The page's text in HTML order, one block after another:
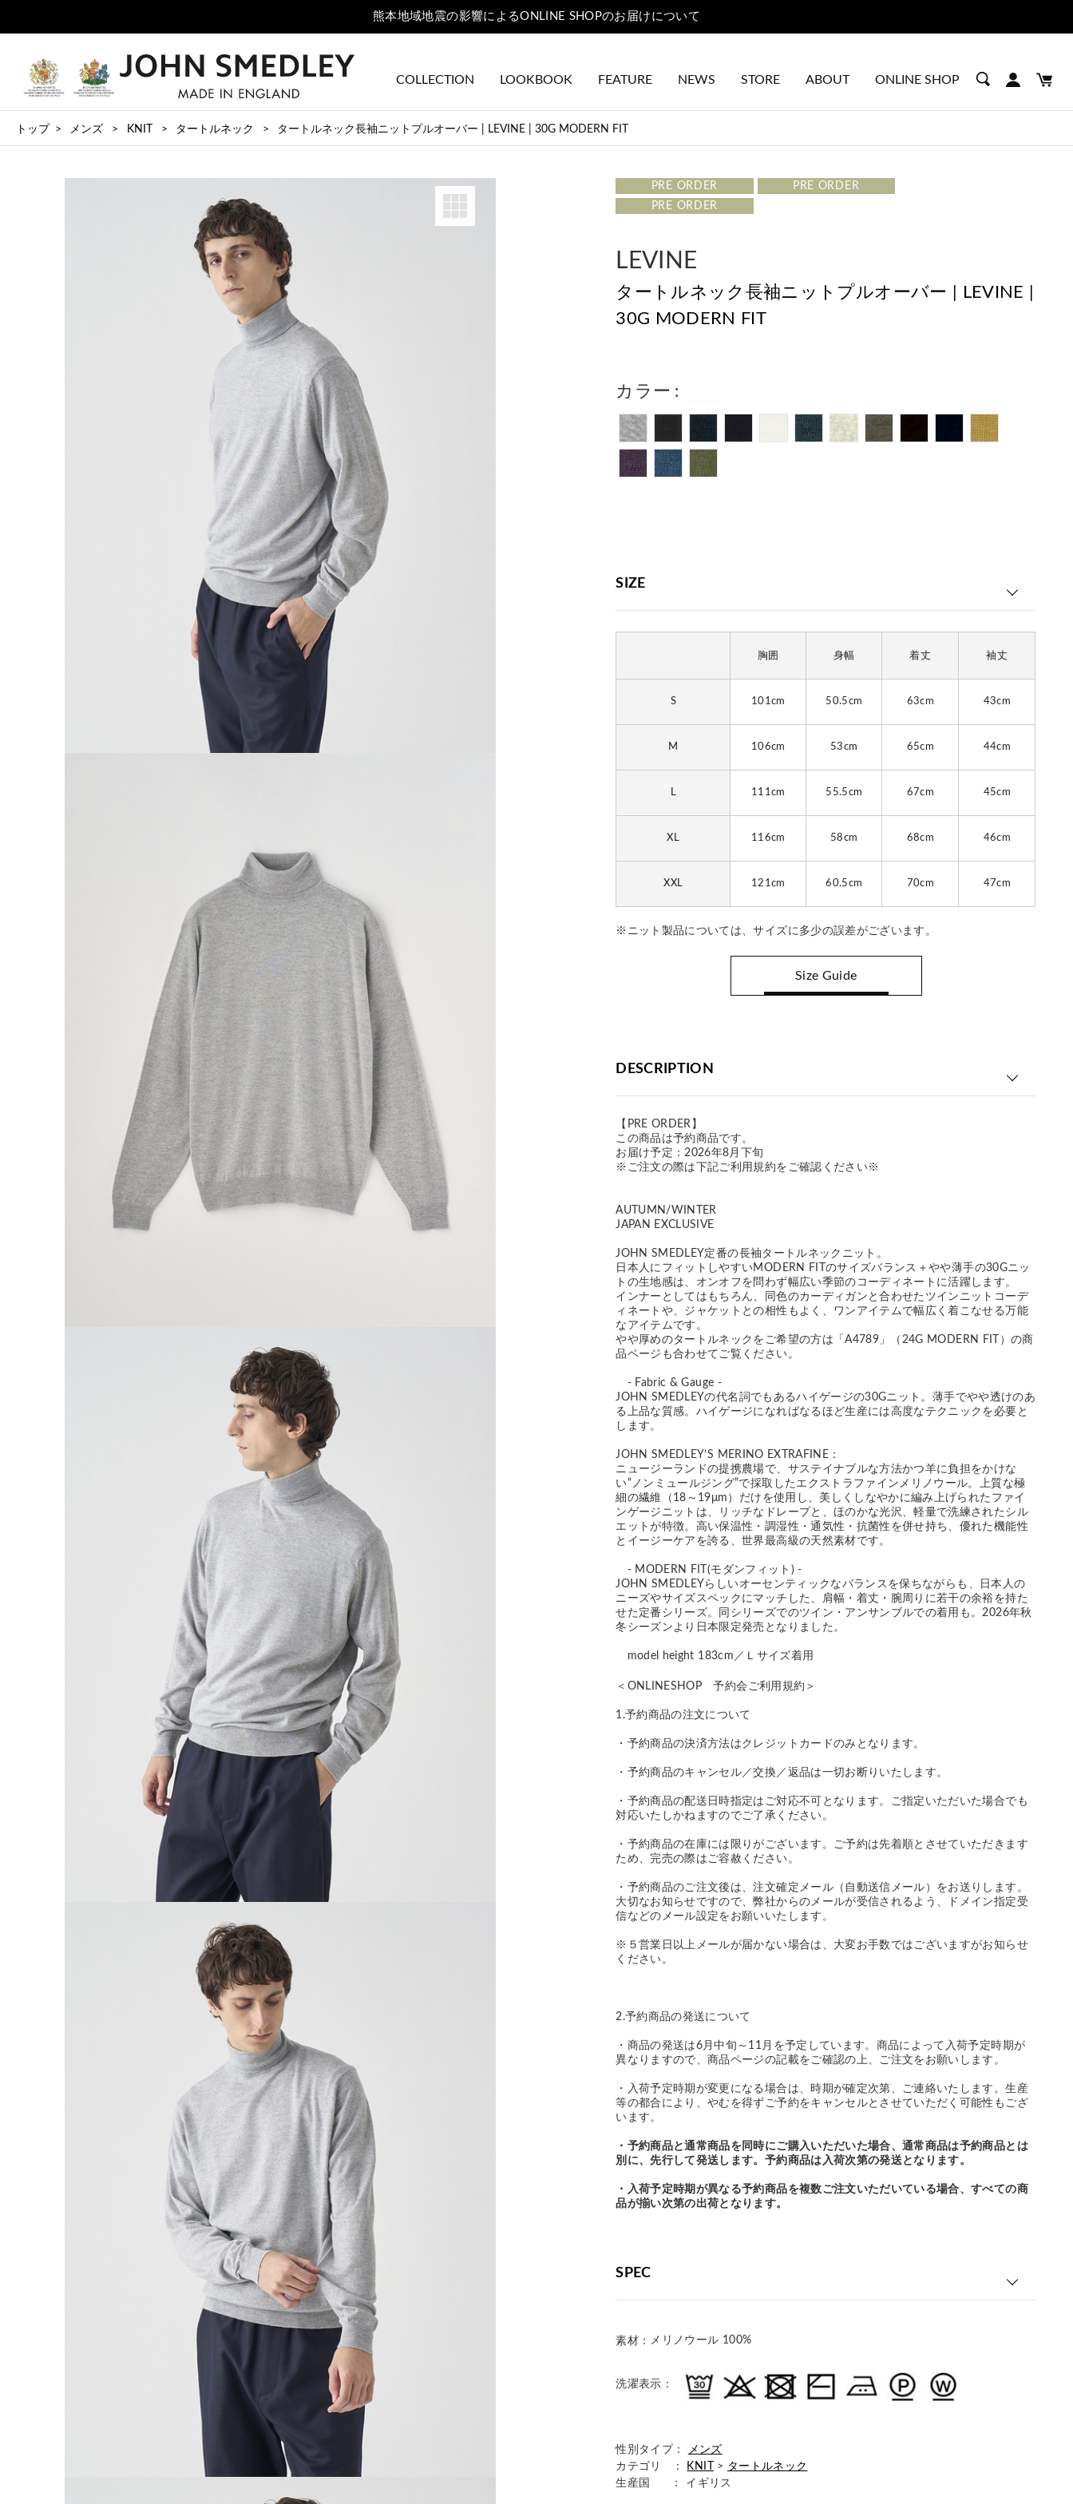
熊本地域地震の影響によるONLINE SHOPのお届けについて
COLLECTION LOOKBOOK FEATURE NEWS STORE ABOUT ONLINE SHOP
トップ メンズ KNIT タートルネック タートルネック長袖ニットプルオーバー | LEVINE | 30G MODERN FIT
PRE ORDER
PRE ORDER
PRE ORDER
LEVINE
タートルネック長袖ニットプルオーバー | LEVINE |
30G MODERN FIT
カラー
SIZE
胸囲 身幅 着丈 袖丈
S 101cm 50.5cm 63cm 43cm
M 106cm 53cm 65cm 44cm
L 111cm 55.5cm 67cm 45cm
XL 116cm 58cm 68cm 46cm
XXL 121cm 60.5cm 70cm 47cm
※ニット製品については、サイズに多少の誤差がございます。
Size Guide
DESCRIPTION
【PRE ORDER】
この商品は予約商品です。
お届け予定：2026年8月下旬
※ご注文の際は下記ご利用規約をご確認ください※
AUTUMN/WINTER
JAPAN EXCLUSIVE
JOHN SMEDLEY定番の長袖タートルネックニット。
日本人にフィットしやすいMODERN FITのサイズバランス＋やや薄手の30Gニッ
トの生地感は、オンオフを問わず幅広い季節のコーディネートに活躍します。
インナーとしてはもちろん、同色のカーディガンと合わせたツインニットコーデ
ィネートや、ジャケットとの相性もよく、ワンアイテムで幅広く着こなせる万能
なアイテムです。
やや厚めのタートルネックをご希望の方は「A4789」（24G MODERN FIT）の商
品ページも合わせてご覧ください。
- Fabric & Gauge -
JOHN SMEDLEYの代名詞でもあるハイゲージの30Gニット。薄手でやや透けのあ
る上品な質感。ハイゲージになればなるほど生産には高度なテクニックを必要と
します。
JOHN SMEDLEY’S MERINO EXTRAFINE：
ニュージーランドの提携農場で、サステイナブルな方法かつ羊に負担をかけな
い“ノンミュールジング”で採取したエクストラファインメリノウール。上質な極
細の繊維（18～19μm）だけを使用し、美しくしなやかに編み上げられたファイ
ンゲージニットは、リッチなドレープと、ほのかな光沢、軽量で洗練されたシル
エットが特徴。高い保温性・調湿性・通気性・抗菌性を併せ持ち、優れた機能性
とイージーケアを誇る、世界最高級の天然素材です。
- MODERN FIT(モダンフィット) -
JOHN SMEDLEYらしいオーセンティックなバランスを保ちながらも、日本人の
ニーズやサイズスペックにマッチした、肩幅・着丈・腕周りに若干の余裕を持た
せた定番シリーズ。同シリーズでのツイン・アンサンブルでの着用も。2026年秋
冬シーズンより日本限定発売となりました。
model height 183cm／Ｌサイズ着用
＜ONLINESHOP 予約会ご利用規約＞
1.予約商品の注文について
・予約商品の決済方法はクレジットカードのみとなります。
・予約商品のキャンセル／交換／返品は一切お断りいたします。
・予約商品の配送日時指定はご対応不可となります。ご指定いただいた場合でも
対応いたしかねますのでご了承ください。
・予約商品の在庫には限りがございます。ご予約は先着順とさせていただきます
ため、完売の際はご容赦ください。
・予約商品のご注文後は、注文確定メール（自動送信メール）をお送りします。
大切なお知らせですので、弊社からのメールが受信されるよう、ドメイン指定受
信などのメール設定をお願いいたします。
※５営業日以上メールが届かない場合は、大変お手数ではございますがお知らせ
ください。
2.予約商品の発送について
・商品の発送は6月中旬～11月を予定しています。商品によって入荷予定時期が
異なりますので、商品ページの記載をご確認の上、ご注文をお願いします。
・入荷予定時期が変更になる場合は、時期が確定次第、ご連絡いたします。生産
等の都合により、やむを得ずご予約をキャンセルとさせていただく可能性もござ
います。
・予約商品と通常商品を同時にご購入いただいた場合、通常商品は予約商品とは
別に、先行して発送します。予約商品は入荷次第の発送となります。
・入荷予定時期が異なる予約商品を複数ご注文いただいている場合、すべての商
品が揃い次第の出荷となります。
SPEC
素材： メリノウール 100%
洗濯表示：
性別タイプ：
メンズ
カテゴリ ：
KNIT > タートルネック
生産国
： イギリス